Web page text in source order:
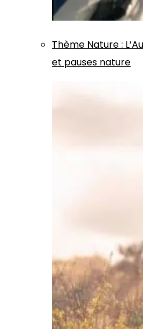
Thème Nature:
et pauses nature